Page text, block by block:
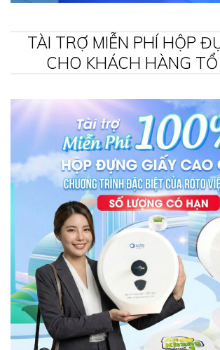
TÀI TRỢ MIỄN PHÍ HỘP
CHO KHÁCH HÀNG